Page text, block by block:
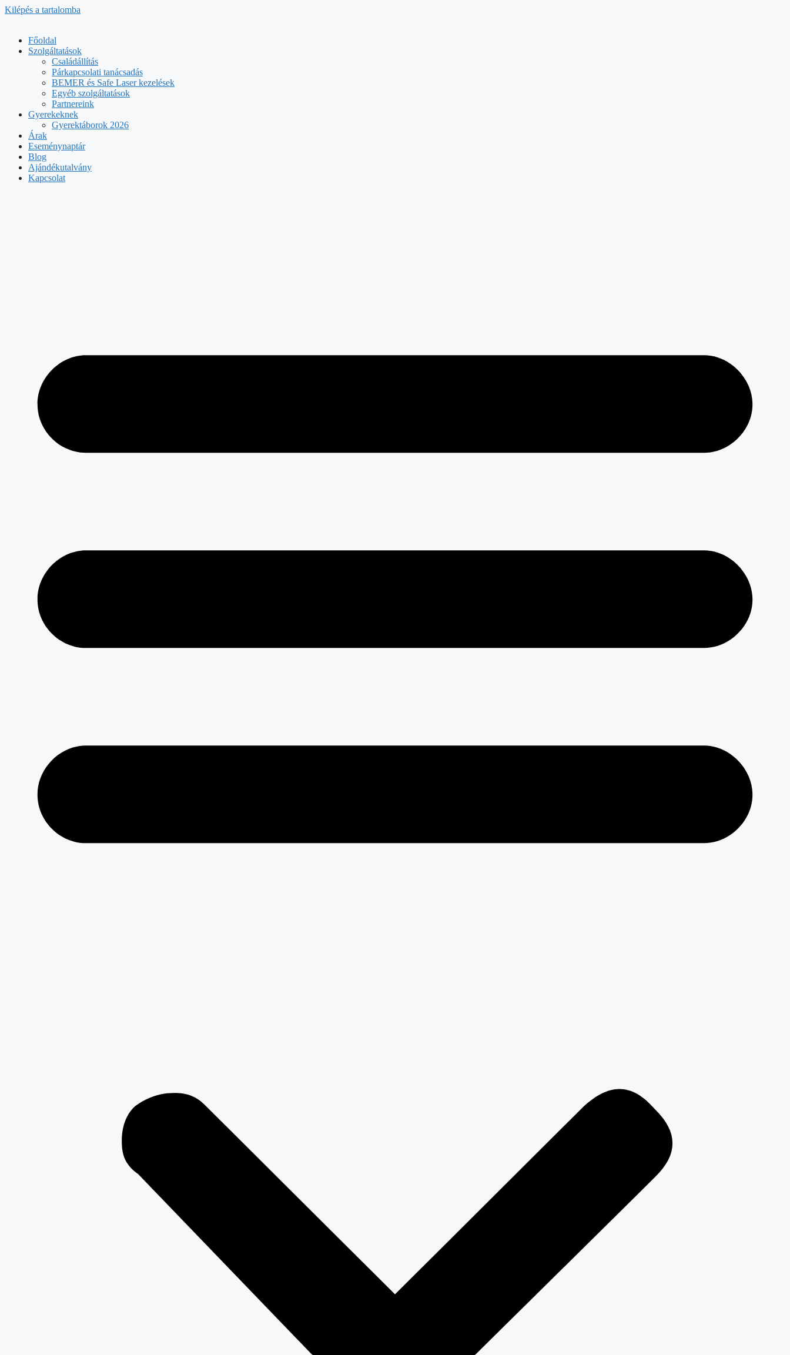
Kilépés a tartalomba
Főoldal
Szolgáltatások
Családállítás
Párkapcsolati tanácsadás
BEMER és Safe Laser kezelések
Egyéb szolgáltatások
Partnereink
Gyerekeknek
Gyerektáborok 2026
Árak
Eseménynaptár
Blog
Ajándékutalvány
Kapcsolat